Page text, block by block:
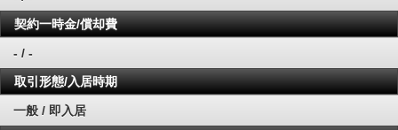
契約一時金/償却費
- / -
取引形態/入居時期
一般 / 即入居